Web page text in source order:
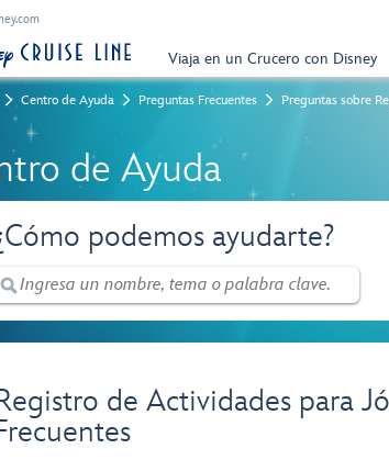
Viaja en un Crucero con Disney
Centro de Ayuda Preguntas Frecuentes Preguntas sobre
de Ayuda
podemos ayudarte?
de Actividades para